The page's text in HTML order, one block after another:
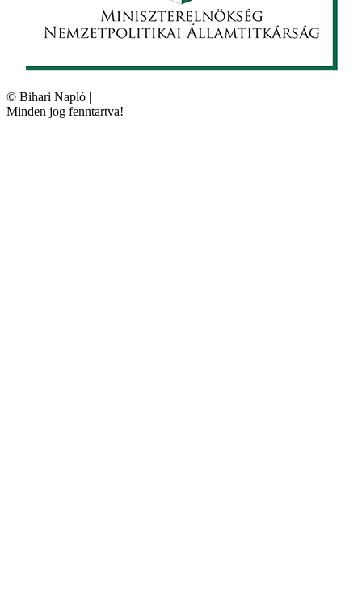
© Bihari Napló |
Minden jog fenntartva!